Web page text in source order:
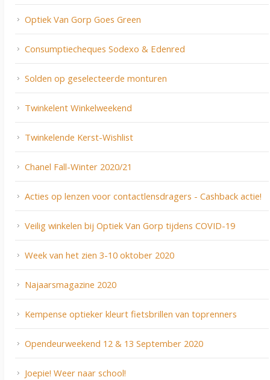
Optiek Van Gorp Goes Green
Consumptiecheques Sodexo & Edenred
Solden op geselecteerde monturen
Twinkelent Winkelweekend
Twinkelende Kerst-Wishlist
Chanel Fall-Winter 2020/21
Acties op lenzen voor contactlensdragers - Cashback actie!
Veilig winkelen bij Optiek Van Gorp tijdens COVID-19
Week van het zien 3-10 oktober 2020
Najaarsmagazine 2020
Kempense optieker kleurt fietsbrillen van toprenners
Opendeurweekend 12 & 13 September 2020
Joepie! Weer naar school!